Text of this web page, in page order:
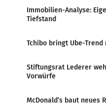
Immobilien-Analyse:
Tiefstand
Tchibo bringt Ube-
Stiftungsrat Lederer
Vorwürfe
McDonald’s baut neues